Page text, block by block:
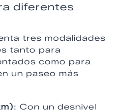
diferentes
tres modalidades
tanto para
como para
un paseo más
: Con un desnivel